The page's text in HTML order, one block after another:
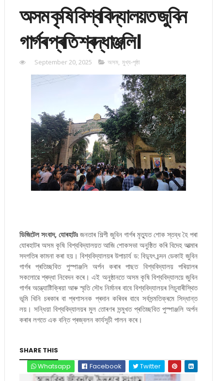
অসম কৃষি বিশ্ববিদ্যালয়ত জুবিন
গাৰ্গৰ প্ৰতি শ্ৰদ্ধাঞ্জলি।
September 20, 2025 অসম, মুখ্য-পৃষ্ঠা
ডিজিটেল সংবাদ, যোৰহাটঃজনতাৰ শিল্পী জুবিন গাৰ্গৰ মৃত্যুত শোক স্তব্ধ হৈ পৰা
যোৰহাটৰ অসম কৃষি বিশ্ববিদ্যালয়ত আজি শোকসভা অনুষ্ঠিত কৰি বিদেহ আত্মাৰ
সদগতিৰ কামনা কৰা হয়। বিশ্ববিদ্যালয়ৰ উপাচাৰ্য ড: বিদ্যুৎ চন্দন ডেকাই জুবিন
গাৰ্গৰ প্ৰতিচ্ছবিত পুস্পাঞ্জলি অৰ্পন কৰাৰ পাছত বিশ্ববিদ্যালয় পৰিয়ালৰ
সকলোৱে শ্ৰদ্ধা নিবেদন কৰে। এই অনুষ্ঠানতে অসম কৃষি বিশ্ববিদ্যালয়ে জুবিন
গাৰ্গৰ অন্ত্যোষ্টিক্ৰিয়া আৰু স্মৃতি সৌধ নিৰ্মানৰ বাবে বিশ্ববিদ্যালয়ৰ লিচুবাৰীস্থিত
ভূমি খিনি চৰকাৰ বা প্ৰশাসনক প্ৰদান কৰিবৰ বাবে সৰ্বসন্মতিক্ৰমে সিদ্ধান্ত
লয়। সন্ধিয়া বিশ্ববিদ্যালয়ৰ মুল তোৰণৰ সন্মুখত প্ৰতিচ্ছবিত পুস্পাঞ্জলি অৰ্পন
কৰাৰ লগতে এক বন্তি প্ৰজ্বলন কাৰ্যসূচী পালন কৰে।
SHARE THIS
Whatsapp
Facebook Twitter